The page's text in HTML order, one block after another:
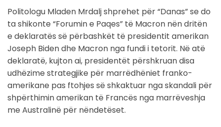
Politologu Mladen Mrdalj shprehet për “Danas” se do
ta shikonte “Forumin e Paqes” të Macron nën dritën
e deklaratës së përbashkët të presidentit amerikan
Joseph Biden dhe Macron nga fundi i tetorit. Në atë
deklaratë, kujton ai, presidentët përshkruan disa
udhëzime strategjike për marrëdhëniet franko-
amerikane pas ftohjes së shkaktuar nga skandali për
shpërthimin amerikan të Francës nga marrëveshja
me Australinë për nëndetëset.